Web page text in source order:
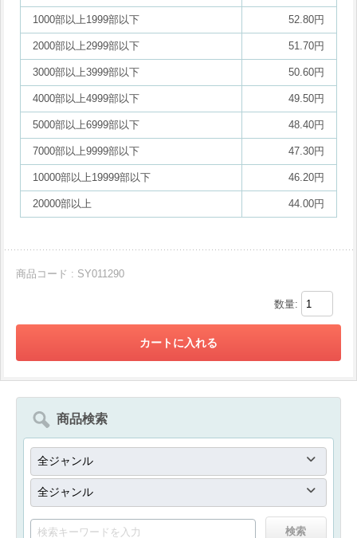
1000部以上1999部以下 52.80円
2000部以上2999部以下 51.70円
3000部以上3999部以下 50.60円
4000部以上4999部以下 49.50円
5000部以上6999部以下 48.40円
7000部以上9999部以下 47.30円
10000部以上19999部以下 46.20円
20000部以上 44.00円
商品コード : SY011290
数量:
商品検索